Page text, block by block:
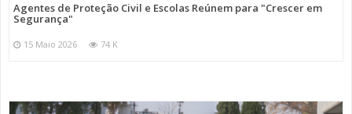
Agentes de Proteção Civil e Escolas Reúnem para "Crescer em
Segurança"
15 Maio 2026 74 K